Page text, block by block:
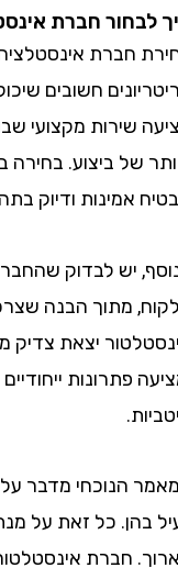
חברת
אינסטלציה
חשובים
מקצועי שבו
ביצוע. בחירה
ודיוק
יש לבדוק שהחברה
הבנה שצרכים
יצאת צדיק
פתרונות ייחודיים
מדבר על
כל זאת על מנת
חברת אינסטלטור